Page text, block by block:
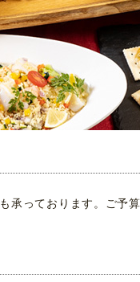
承っております。ご予